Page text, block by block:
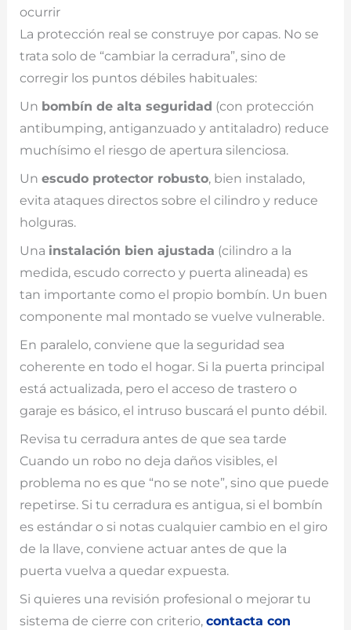
ocurrir
La protección real se construye por capas. No se
trata solo de “cambiar la cerradura”, sino de
corregir los puntos débiles habituales:
Un bombín de alta seguridad (con protección
antibumping, antiganzuado y antitaladro) reduce
muchísimo el riesgo de apertura silenciosa.
Un escudo protector robusto, bien instalado,
evita ataques directos sobre el cilindro y reduce
holguras.
Una instalación bien ajustada (cilindro a la
medida, escudo correcto y puerta alineada) es
tan importante como el propio bombín. Un buen
componente mal montado se vuelve vulnerable.
En paralelo, conviene que la seguridad sea
coherente en todo el hogar. Si la puerta principal
está actualizada, pero el acceso de trastero o
garaje es básico, el intruso buscará el punto débil.
Revisa tu cerradura antes de que sea tarde
Cuando un robo no deja daños visibles, el
problema no es que “no se note”, sino que puede
repetirse. Si tu cerradura es antigua, si el bombín
es estándar o si notas cualquier cambio en el giro
de la llave, conviene actuar antes de que la
puerta vuelva a quedar expuesta.
Si quieres una revisión profesional o mejorar tu
sistema de cierre con criterio, contacta con